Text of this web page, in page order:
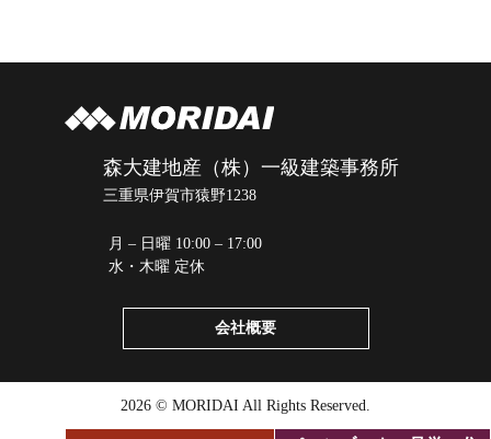
森大建地産（株）一級建築事務所
三重県伊賀市猿野1238
月 – 日曜 10:00 – 17:00
水・木曜 定休
会社概要
2026 © MORIDAI All Rights Reserved.